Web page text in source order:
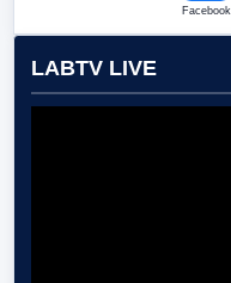
Facebook
LABTV LIVE